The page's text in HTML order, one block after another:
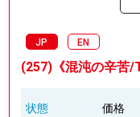
JP EN
(257)《混沌の辛苦
状態 価格